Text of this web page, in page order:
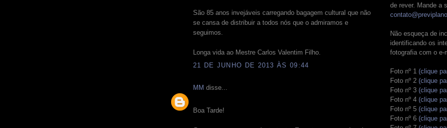
São 85 anos invejáveis carregando bagagem cultural que não
se cansa de distribuir a todos nós que o admiramos e
seguimos.
Longa vida ao Mestre Carlos Valentim Filho.
21 DE JUNHO DE 2013 ÀS 09:44
MM disse...
Boa Tarde!
de rever. Mande a
Não esqueça de
identificando os
fotografia com o e-
Foto nº 1 (clique
Foto nº 2 (clique
Foto nº 3 (clique
Foto nº 4 (clique
Foto nº 5 (clique
Foto nº 6 (clique